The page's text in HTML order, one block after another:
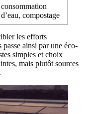
consommation
d’eau, compostage
les efforts
ainsi par une éco-
simples et choix
mais plutôt sources